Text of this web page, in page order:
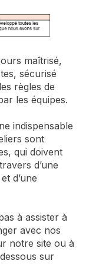
maîtrisé,
sécurisé
règles de
les équipes.
indispensable
sont
qui doivent
d’une
d’une
à assister à
avec nos
notre site ou à
sur